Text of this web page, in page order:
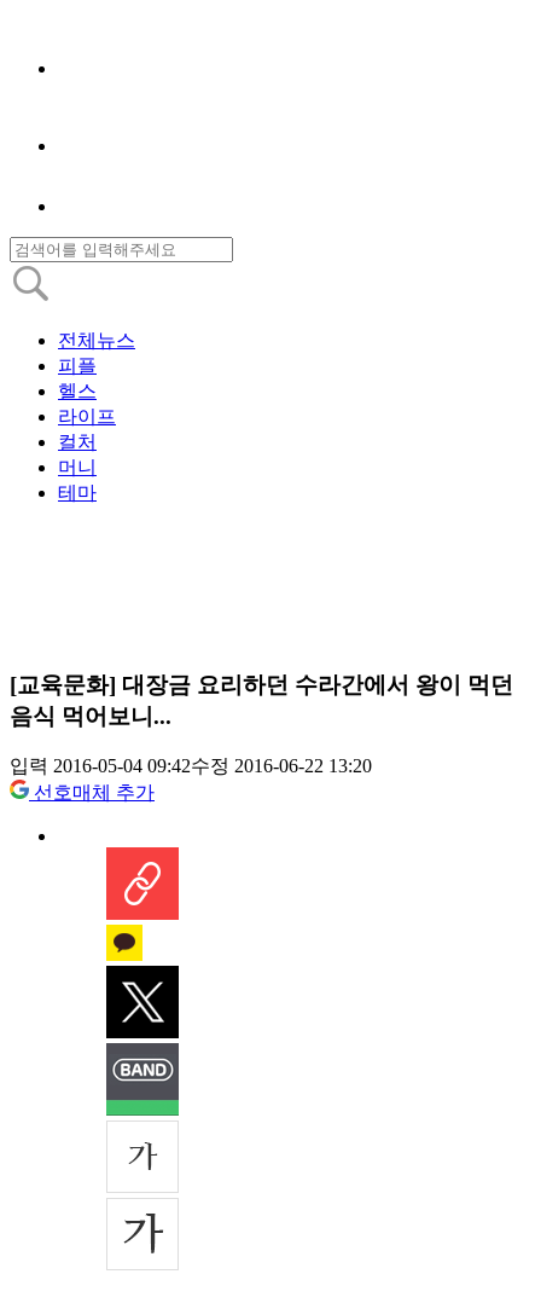
전체뉴스
피플
헬스
라이프
컬처
머니
테마
[교육문화] 대장금 요리하던 수라간에서 왕이 먹던
음식 먹어보니...
입력 2016-05-04 09:42수정 2016-06-22 13:20
선호매체 추가